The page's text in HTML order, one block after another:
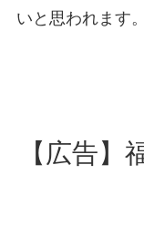
いと思われます。
【広告